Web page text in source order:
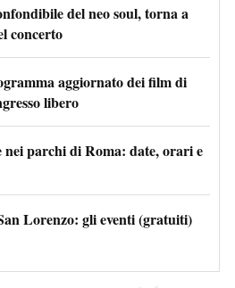
del neo soul, torna a
concerto
aggiornato dei film di
libero
parchi di Roma: date, orari e
Lorenzo: gli eventi (gratuiti)